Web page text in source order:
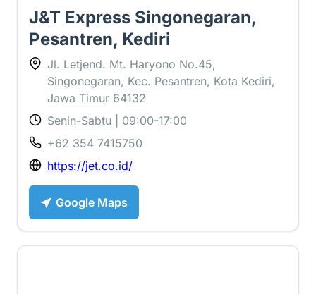
J&T Express Singonegaran,
Pesantren, Kediri
Jl. Letjend. Mt. Haryono No.45,
Singonegaran, Kec. Pesantren, Kota Kediri,
Jawa Timur 64132
Senin-Sabtu | 09:00-17:00
+62 354 7415750
https://jet.co.id/
Google Maps